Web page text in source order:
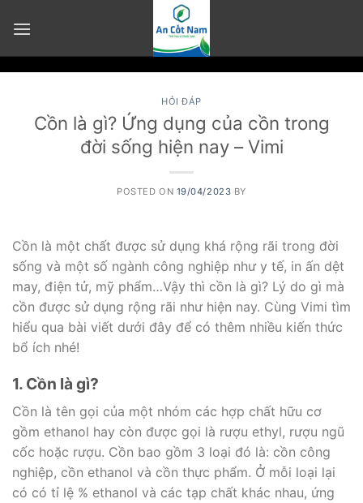
HỎI ĐÁP
Cồn là gì? Ứng dụng của cồn trong
đời sống hiện nay – Vimi
POSTED ON 19/04/2023 BY
Cồn là một chất được sử dụng khá rộng rãi trong đời
sống và một số ngành công nghiệp như y tế, in ấn dệt
may, điện tử, mỹ phẩm…Vậy thì cồn là gì? Lý do gì mà
cồn được sử dụng rộng rãi như hiện nay. Cùng Vimi tìm
hiểu qua bài viết dưới đây để có thêm nhiều kiến thức
bổ ích nhé!
1. Cồn là gì?
Cồn là tên gọi của một nhóm các hợp chất hữu cơ
gồm ethanol hay còn được gọi là rượu ethyl, rượu ngũ
cốc hoặc rượu. Cồn bao gồm 3 loại đó là: cồn công
nghiệp, cồn ethanol và cồn thực phẩm. Ở mỗi loại lại
có có tỉ lệ % ethanol và các tạp chất khác nhau, ứng